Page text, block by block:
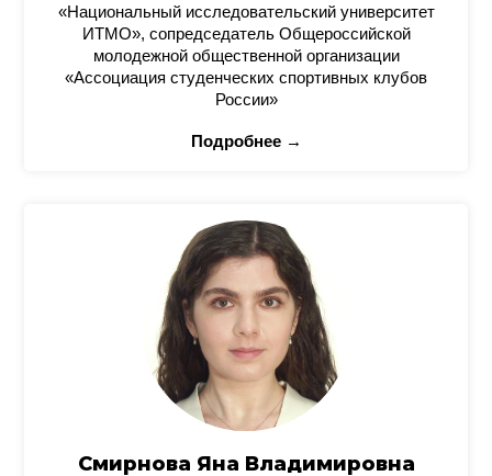
«Национальный исследовательский университет
ИТМО», сопредседатель Общероссийской
молодежной общественной организации
«Ассоциация студенческих спортивных клубов
России»
Подробнее →
Смирнова Яна Владимировна